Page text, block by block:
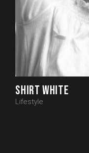
SHIRT WHITE
Lifestyle